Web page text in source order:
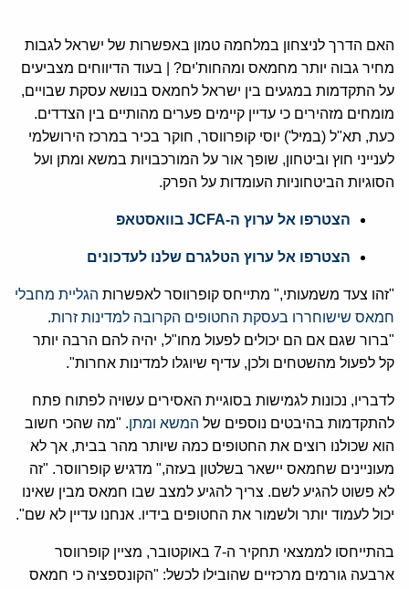
האם הדרך לניצחון במלחמה טמון באפשרות של ישראל לגבות
מחיר גבוה יותר מחמאס ומהחות'ים? | בעוד הדיווחים מצביעים
על התקדמות במגעים בין ישראל לחמאס בנושא עסקת שבויים,
מומחים מזהירים כי עדיין קיימים פערים מהותיים בין הצדדים.
כעת, תא"ל (במיל') יוסי קופרווסר, חוקר בכיר במרכז הירושלמי
לענייני חוץ וביטחון, שופך אור על המורכבויות במשא ומתן ועל
הסוגיות הביטחוניות העומדות על הפרק.
הצטרפו אל ערוץ ה-JCFA בוואסטאפ
הצטרפו אל ערוץ הטלגרם שלנו לעדכונים
"זהו צעד משמעותי," מתייחס קופרווסר לאפשרות הגליית מחבלי
חמאס שישוחררו בעסקת החטופים הקרובה למדינות זרות.
"ברור שגם אם הם יכולים לפעול מחו"ל, יהיה להם הרבה יותר
קל לפעול מהשטחים ולכן, עדיף שיוגלו למדינות אחרות".
לדבריו, נכונות לגמישות בסוגיית האסירים עשויה לפתוח פתח
להתקדמות בהיבטים נוספים של המשא ומתן. "מה שהכי חשוב
הוא שכולנו רוצים את החטופים כמה שיותר מהר בבית, אך לא
מעוניינים שחמאס יישאר בשלטון בעזה," מדגיש קופרווסר. "זה
לא פשוט להגיע לשם. צריך להגיע למצב שבו חמאס מבין שאינו
יכול לעמוד יותר ולשמור את החטופים בידיו. אנחנו עדיין לא שם".
בהתייחסו לממצאי תחקיר ה-7 באוקטובר, מציין קופרווסר
ארבעה גורמים מרכזיים שהובילו לכשל: "הקונספציה כי חמאס